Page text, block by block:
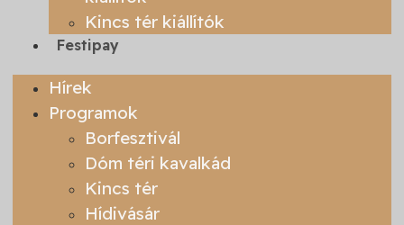
Kincs tér kiállítók
Festipay
Hírek
Programok
Borfesztivál
Dóm téri kavalkád
Kincs tér
Hídivásár